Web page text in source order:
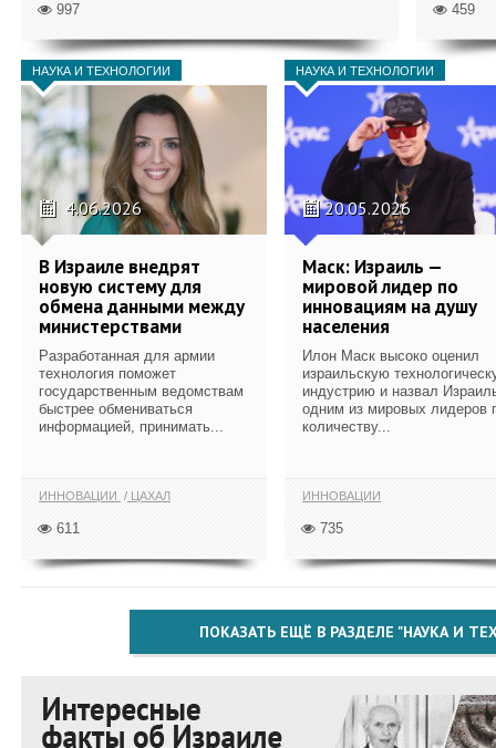
997 459
НАУКА И ТЕХНОЛОГИИ
4.06.2026
В Израиле внедрят
новую систему для
обмена данными между
министерствами
Разработанная для армии
технология поможет
государственным ведомствам
быстрее обмениваться
информацией, принимать...
ИННОВАЦИИ ЦАХАЛ
611
НАУКА И ТЕХНОЛОГИИ
20.05.2026
Маск: Израиль —
мировой лидер по
инновациям на душу
населения
Илон Маск высоко оценил
израильскую
индустрию и назвал
одним из мировых лидеров
количеству...
ИННОВАЦИИ
735
ПОКАЗАТЬ ЕЩЁ В РАЗДЕЛЕ "НАУКА И